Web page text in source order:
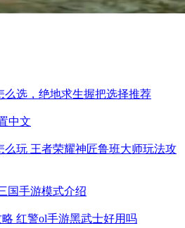
么选，绝地求生握把选择推荐
中文
么玩 王者荣耀神匠鲁班大师玩法攻
国手游模式介绍
红警ol手游黑武士好用吗